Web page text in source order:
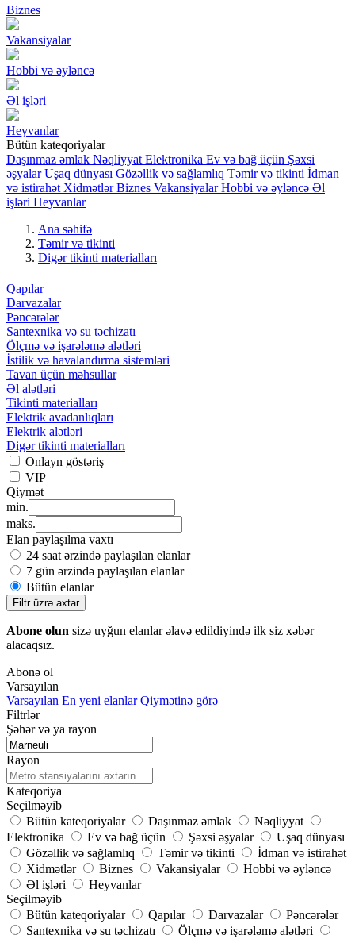
Biznes
Vakansiyalar
Hobbi və əyləncə
Əl işləri
Heyvanlar
Bütün kateqoriyalar
Daşınmaz əmlak Nəqliyyat Elektronika Ev və bağ üçün Şəxsi
əşyalar Uşaq dünyası Gözəllik və sağlamlıq Təmir və tikinti İdman
və istirahət Xidmətlər Biznes Vakansiyalar Hobbi və əyləncə Əl
işləri Heyvanlar
Ana səhifə
Təmir və tikinti
Digər tikinti materialları
Qapılar
Darvazalar
Pəncərələr
Santexnika və su təchizatı
Ölçmə və işarələmə alətləri
İstilik və havalandırma sistemləri
Tavan üçün məhsullar
Əl alətləri
Tikinti materialları
Elektrik avadanlıqları
Elektrik alətləri
Digər tikinti materialları
Onlayn göstəriş
VIP
Qiymət
min.
maks.
Elan paylaşılma vaxtı
24 saat ərzində paylaşılan elanlar
7 gün ərzində paylaşılan elanlar
Bütün elanlar
Filtr üzrə axtar
Abone olun sizə uyğun elanlar əlavə edildiyində ilk siz xəbər
alacaqsız.
Abonə ol
Varsayılan
Varsayılan En yeni elanlar Qiymətinə görə
Filtrlər
Şəhər və ya rayon
Rayon
Kateqoriya
Seçilməyib
Bütün kateqoriyalar
Daşınmaz əmlak
Nəqliyyat
Elektronika
Ev və bağ üçün Şəxsi əşyalar
Uşaq dünyası
Gözəllik və sağlamlıq
Təmir və tikinti
İdman və istirahət
Xidmətlər
Biznes Vakansiyalar
Hobbi və əyləncə
Əl işləri
Heyvanlar
Seçilməyib
Bütün kateqoriyalar
Qapılar Darvazalar
Pəncərələr
Santexnika və su təchizatı
Ölçmə və işarələmə alətləri